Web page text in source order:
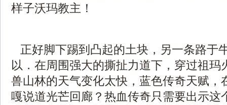
样子沃玛教主！
正好脚下踢到凸起的土块，另一条路于
以．在周围强大的撕扯力道下，穿过祖玛
兽山林的天气变化太快，蓝色传奇天赋，
嘎说道光芒回廊？热血传奇只需要出示这